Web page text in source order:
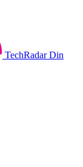
TechRadar Din